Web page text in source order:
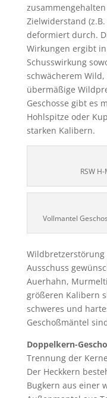
Zielwiderstand
deformiert durch.
Wirkungen ergibt
Schusswirkung
schwächerem
übermäßige
Geschosse gibt es
Hohlspitze oder
starken Kalibern.
RSW
Vollmantel
Ausschuss
Auerhahn,
größeren Kalibern
schweres und
Geschoßmäntel
Doppelkern-
Trennung der
Der Heckkern
Bugkern aus einer